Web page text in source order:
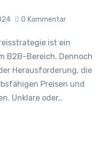
0 Kommentar
B2B-Bereich. Dennoch
Herausforderung, die
Preisen und
Unklare oder…